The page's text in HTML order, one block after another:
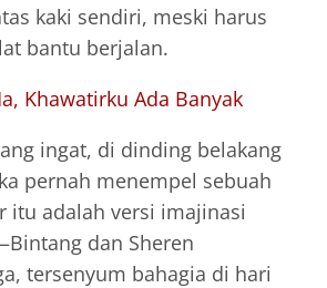
kaki sendiri, meski harus
bantu berjalan.
Khawatirku Ada Banyak
ingat, di dinding belakang
pernah menempel sebuah
itu adalah versi imajinasi
dan Sheren
tersenyum bahagia di hari